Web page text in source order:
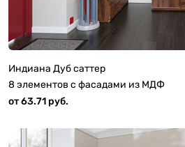
Индиана Дуб саттер
8 элементов с фасадами из МДФ
от 63.71 руб.